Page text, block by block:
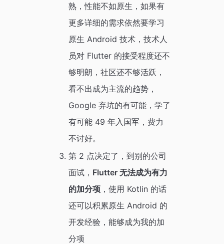
熟，性能不如原生，如果有
更多详细的需求依然要学习
原生 Android 技术，技术人
员对 Flutter 的接受程度还不
够明朗，社区还不够活跃，
看不出成为主流的趋势，
Google 弃坑的有可能，学了
有可能 49 年入国军，费力
不讨好。
第 2 点决定了，到别的公司
面试， Flutter 无法成为有力
的加分项，使用 Kotlin 的话
还可以积累原生 Android 的
开发经验，能够成为我的加
分项